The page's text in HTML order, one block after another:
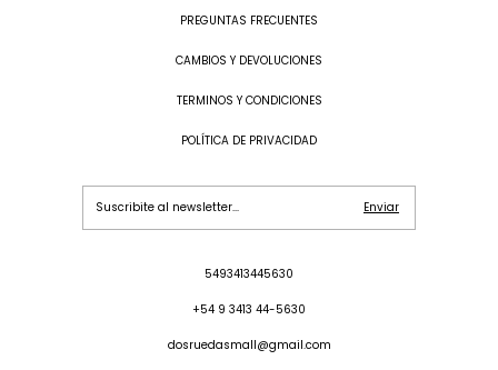
PREGUNTAS FRECUENTES
CAMBIOS Y DEVOLUCIONES
TERMINOS Y CONDICIONES
POLÍTICA DE PRIVACIDAD
5493413445630
+54 9 3413 44-5630
dosruedasmall@gmail.com